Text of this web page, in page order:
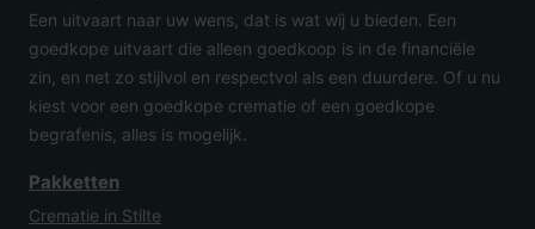
Een uitvaart naar uw wens, dat is wat wij u bieden. Een
goedkope uitvaart die alleen goedkoop is in de financiële
zin, en net zo stijlvol en respectvol als een duurdere. Of u nu
kiest voor een goedkope crematie of een goedkope
begrafenis, alles is mogelijk.
Pakketten
Crematie in Stilte